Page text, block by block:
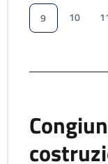
9
10